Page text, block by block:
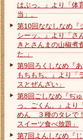
はぷっ。』より「体
当」。
第10回ななしなめ『
シーッ。』より「さ
きとさんまの山椒煮
た.」
第9回ろくしなめ『あ
もちもち。』より「
スとぜんざい」
第8回ごしなめ『ぢ
っ、ごくん。』より
めん ３種のタレで
スイーツ食べ放題」
第7回よんしなめ『じ